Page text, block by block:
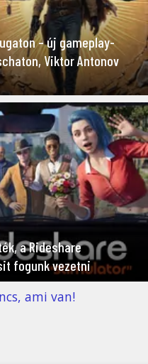
– új gameplay-
Viktor Antonov
a Rideshare
fogunk vezetni